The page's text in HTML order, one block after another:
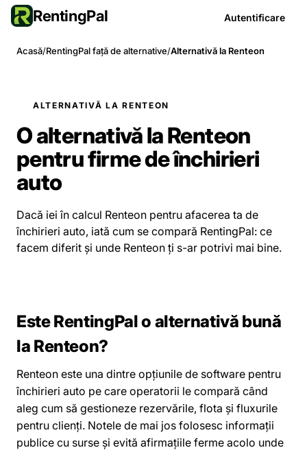
RentingPal Autentificare
Acasă/RentingPal față de alternative/Alternativă la Renteon
ALTERNATIVĂ LA RENTEON
O alternativă la Renteon
pentru firme de închirieri
auto
Dacă iei în calcul Renteon pentru afacerea ta de
închirieri auto, iată cum se compară RentingPal: ce
facem diferit și unde Renteon ți s-ar potrivi mai bine.
Este RentingPal o alternativă bună
la Renteon?
Renteon este una dintre opțiunile de software pentru
închirieri auto pe care operatorii le compară când
aleg cum să gestioneze rezervările, flota și fluxurile
pentru clienți. Notele de mai jos folosesc informații
publice cu surse și evită afirmațiile ferme acolo unde